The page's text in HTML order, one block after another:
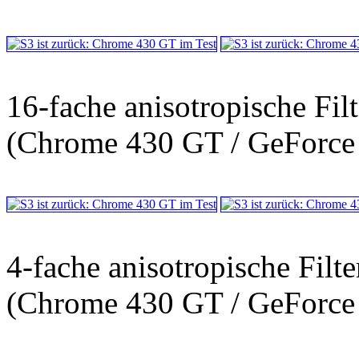
16-fache anisotropische
(Chrome 430 GT /
4-fache anisotropische
(Chrome 430 GT /